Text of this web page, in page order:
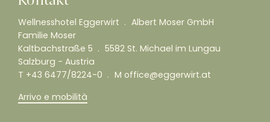
Wellnesshotel Eggerwirt
Albert Moser GmbH
Familie Moser
Kaltbachstraße 5
5582 St. Michael im Lungau
Salzburg - Austria
T +43 6477/8224-0 M office@eggerwirt.at
Arrivo e mobilità